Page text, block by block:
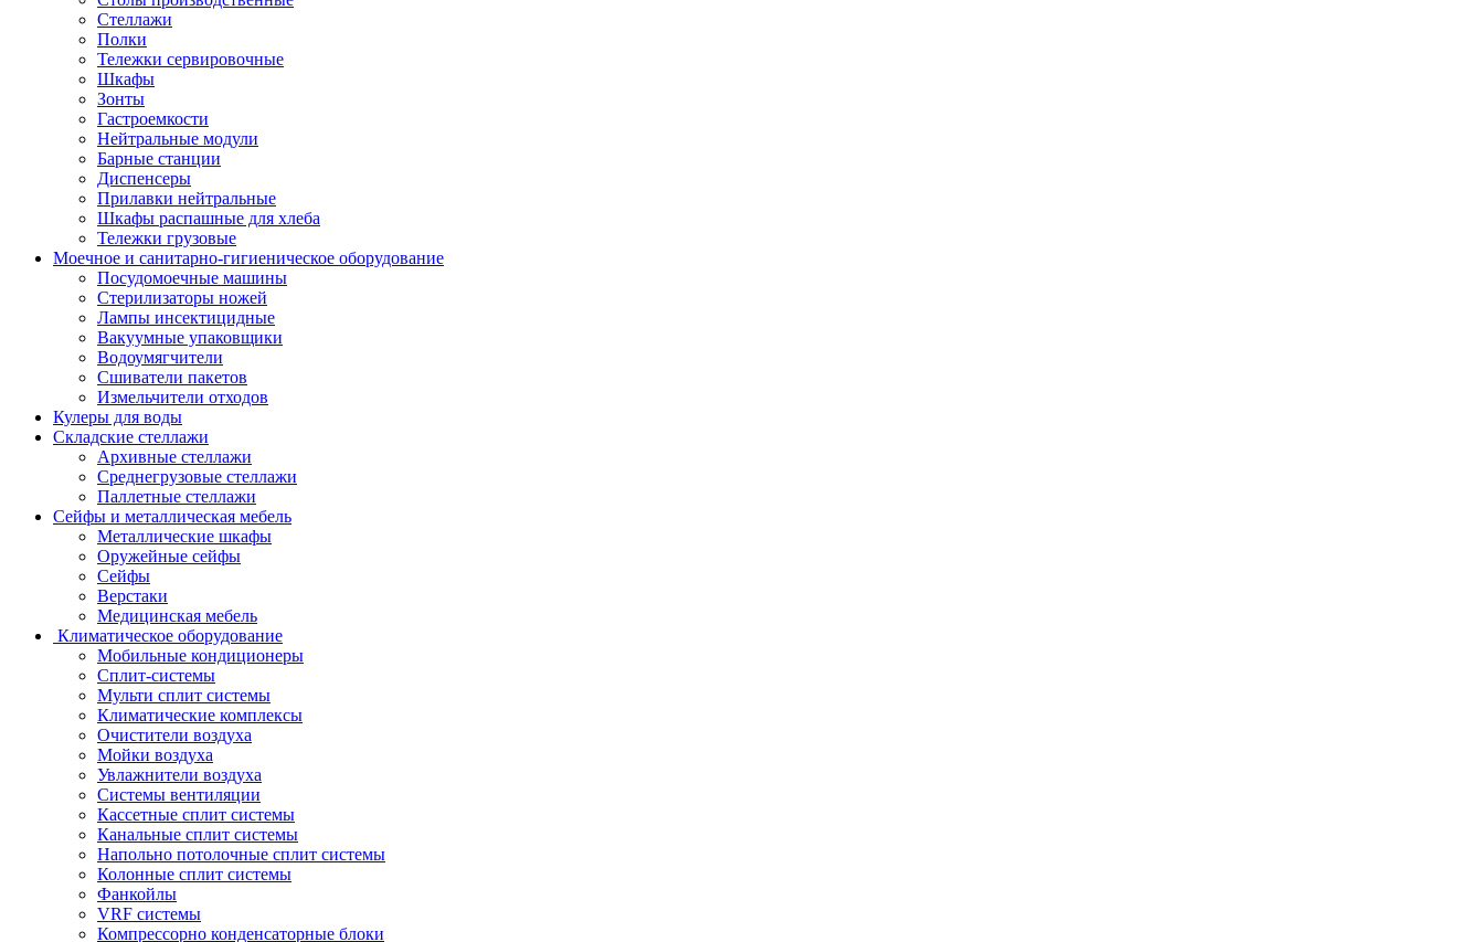
Стеллажи
Полки
Тележки сервировочные
Шкафы
Зонты
Гастроемкости
Нейтральные модули
Барные станции
Диспенсеры
Прилавки нейтральные
Шкафы распашные для хлеба
Тележки грузовые
Моечное и санитарно-гигиеническое оборудование
Посудомоечные машины
Стерилизаторы ножей
Лампы инсектицидные
Вакуумные упаковщики
Водоумягчители
Сшиватели пакетов
Измельчители отходов
Кулеры для воды
Складские стеллажи
Архивные стеллажи
Среднегрузовые стеллажи
Паллетные стеллажи
Сейфы и металлическая мебель
Металлические шкафы
Оружейные сейфы
Сейфы
Верстаки
Медицинская мебель
Климатическое оборудование
Мобильные кондиционеры
Сплит-системы
Мульти сплит системы
Климатические комплексы
Очистители воздуха
Мойки воздуха
Увлажнители воздуха
Системы вентиляции
Кассетные сплит системы
Канальные сплит системы
Напольно потолочные сплит системы
Колонные сплит системы
Фанкойлы
VRF системы
Компрессорно конденсаторные блоки